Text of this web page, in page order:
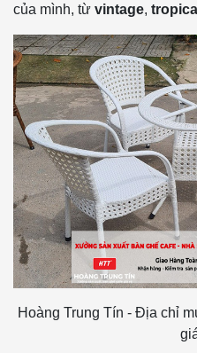
của mình, từ vintage, tropical
Hoàng Trung Tín - Địa chỉ